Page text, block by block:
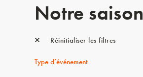
Notre saison
Réinitialiser les filtres
Type d’événement